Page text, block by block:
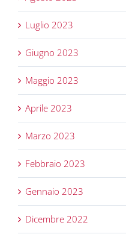
Luglio 2023
Giugno 2023
Maggio 2023
Aprile 2023
Marzo 2023
Febbraio 2023
Gennaio 2023
Dicembre 2022